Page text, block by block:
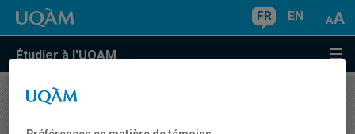
FR EN
Étudier à l'UQAM
COURS//